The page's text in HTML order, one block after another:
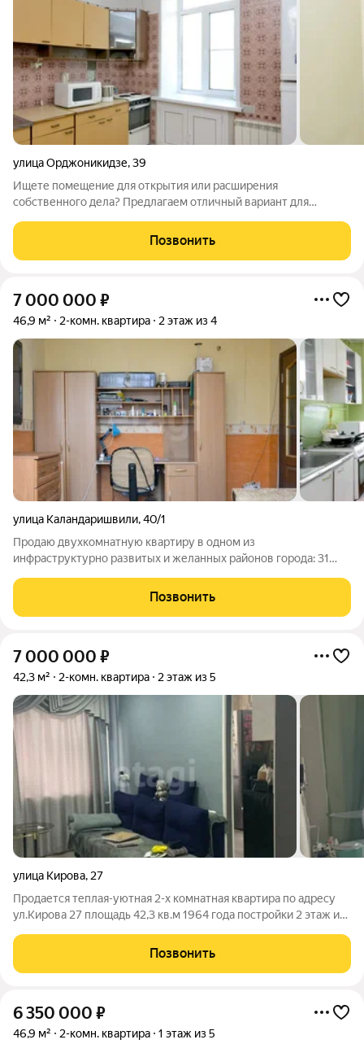
улица Орджоникидзе,39
Ищете помещение для открытия или расширения
собственного дела? Предлагаем отличный вариант для
Орджоникидзе 39 (2-комнатная квартира) Очень выгодное
расположение в самом центре города с высокой
Позвонить
7 000 000 ₽
46,9 м² 2-комн. квартира 2 этаж из 4
улица Каландаришвили,40/1
Продаю двухкомнатную квартиру в одном из
инфраструктурно развитых и желанных районов города: 31
Площадь: 46.9 кв.м + балкон.
Позвонить
7 000 000 ₽
42,3 м² 2-комн. квартира 2 этаж из 5
улица Кирова, 27
Продается теплая-уютная 2-х комнатная квартира по адресу
ул.Кирова 27 площадь 42,3 кв.м 1964 года постройки 2 этаж из
обременений удобное расположение дома, развитая
инфраструктура в шаговой
Позвонить
6 350 000 ₽
46,9 м² 2-комн. квартира 1 этаж из 5